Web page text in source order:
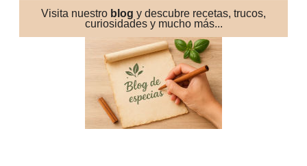
Visita nuestro blog y descubre recetas, trucos,
curiosidadesy mucho más...